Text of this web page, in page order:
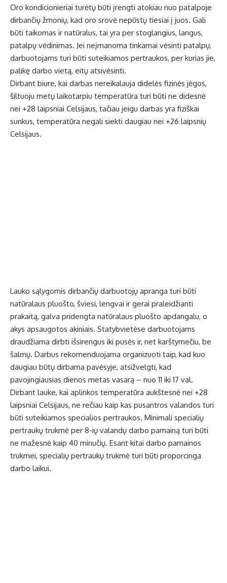
Oro kondicionieriai turėtų būti įrengti atokiau nuo patalpoje
dirbančių žmonių, kad oro srovė nepūstų tiesiai į juos. Gali
būti taikomas ir natūralus, tai yra per stoglangius, langus,
patalpų vėdinimas. Jei neįmanoma tinkamai vėsinti patalpų,
darbuotojams turi būti suteikiamos pertraukos, per kurias jie,
palikę darbo vietą, eitų atsivėsinti.
Dirbant biure, kai darbas nereikalauja didelės fizinės jėgos,
šiltuoju metų laikotarpiu temperatūra turi būti ne didesnė
nei +28 laipsniai Celsijaus, tačiau jeigu darbas yra fiziškai
sunkus, temperatūra negali siekti daugiau nei +26 laipsnių
Celsijaus.
Lauko sąlygomis dirbančių darbuotojų apranga turi būti
natūralaus pluošto, šviesi, lengvai ir gerai praleidžianti
prakaitą, galva pridengta natūralaus pluošto apdangalu, o
akys apsaugotos akiniais. Statybvietėse darbuotojams
draudžiama dirbti išsirengus iki pusės ir, net karštymečiu, be
šalmų. Darbus rekomenduojama organizuoti taip, kad kuo
daugiau būtų dirbama pavėsyje, atsižvelgti, kad
pavojingiausias dienos metas vasarą – nuo 11 iki 17 val.
Dirbant lauke, kai aplinkos temperatūra aukštesnė nei +28
laipsniai Celsijaus, ne rečiau kaip kas pusantros valandos turi
būti suteikiamos specialios pertraukos. Minimali specialių
pertraukų trukmė per 8-ių valandų darbo pamainą turi būti
ne mažesnė kaip 40 minučių. Esant kitai darbo pamainos
trukmei, specialių pertraukų trukmė turi būti proporcinga
darbo laikui.